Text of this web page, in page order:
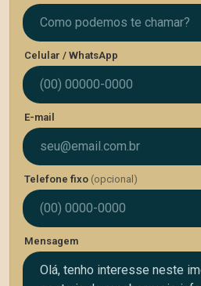
Celular / WhatsApp
E-mail
Telefone fixo (opcional)
Mensagem